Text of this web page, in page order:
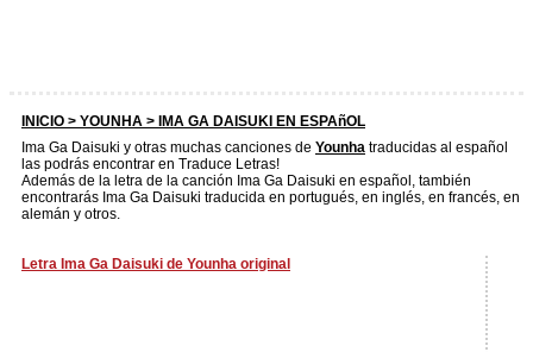
INICIO > YOUNHA > IMA GA DAISUKI EN ESPAñOL
Ima Ga Daisuki y otras muchas canciones de Younha traducidas al español
las podrás encontrar en Traduce Letras!
Además de la letra de la canción Ima Ga Daisuki en español, también
encontrarás Ima Ga Daisuki traducida en portugués, en inglés, en francés, en
alemán y otros.
Letra Ima Ga Daisuki de Younha original